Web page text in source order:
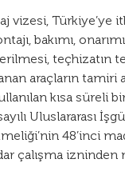
vizesi, Türkiye’ye
bakımı,
teçhizatın
araçların tamiri
kısa süreli
Uluslararası
48’inci
çalışma izninden